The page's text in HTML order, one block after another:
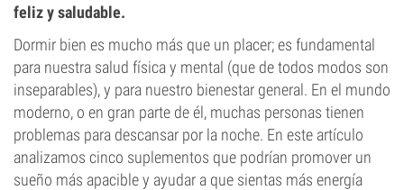
feliz y saludable.
Dormir bien es mucho más que un placer; es fundamental
para nuestra salud física y mental (que de todos modos son
inseparables), y para nuestro bienestar general. En el mundo
moderno, o en gran parte de él, muchas personas tienen
problemas para descansar por la noche. En este artículo
analizamos cinco suplementos que podrían promover un
sueño más apacible y ayudar a que sientas más energía